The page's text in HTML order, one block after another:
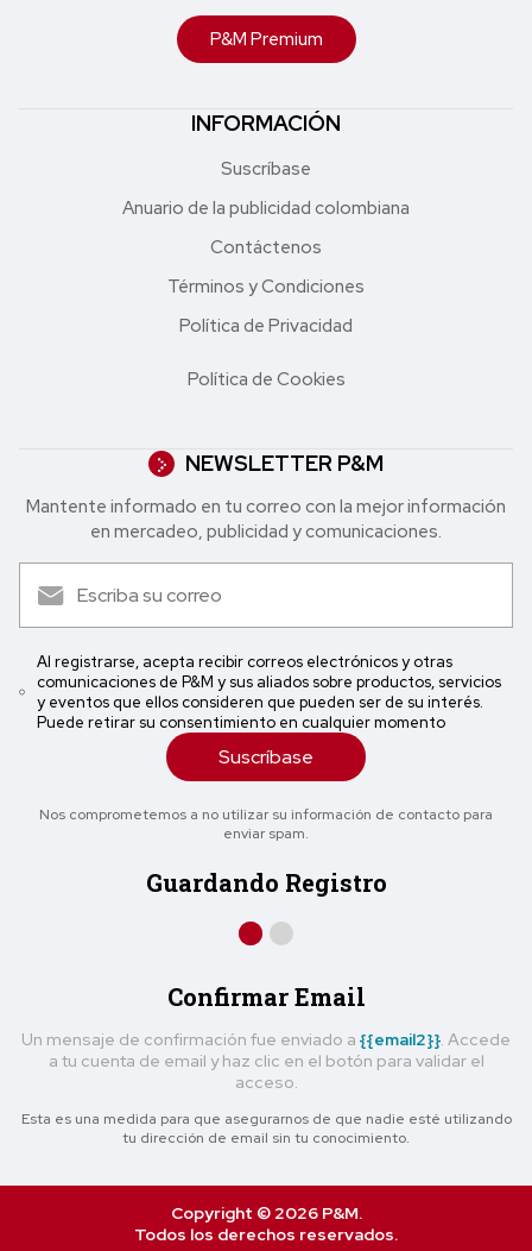
P&M Premium
INFORMACIÓN
Suscríbase
Anuario de la publicidad colombiana
Contáctenos
Términos y Condiciones
Política de Privacidad
Política de Cookies
NEWSLETTER P&M
Mantente informado en tu correo con la mejor in formación
en mercadeo, publicidad y comunicaciones.
Al registrarse, acepta recibir correos electrónicos y otras
comunicaciones de P&M y sus aliados sobre productos, servicios
y eventos que ellos consideren que pueden ser de su interés.
Puede retirar su consentimiento en cualquier momento
Suscríbase
Nos comprometemos a no utilizar su información de contacto para
enviar spam.
Guardando Registro
Confirmar Email
Un mensaje de confirmación fue enviado a {{email2}} . Accede
a tu cuenta de email y haz clic en el botón para validar el
acceso.
Esta es una medida para que asegurarnos de que nadie esté utilizando
tu dirección de email sin tu conocimiento.
Copyright © 2026 P&M.
Todos los derechos reservados.